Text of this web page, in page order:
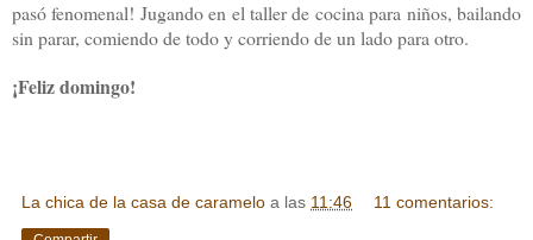
pasó fenomenal! Jugando en el taller de cocina para niños, bailando
sin parar, comiendo de todo y corriendo de un lado para otro.
¡Feliz domingo!
La chica de la casa de caramelo a las 11:46 11 comentarios: